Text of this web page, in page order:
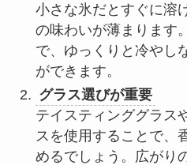
小さな氷だとすぐに溶
の味わいが薄まります
で、ゆっくりと冷やし
ができます。
グラス選びが重要
テイスティンググラス
スを使用することで、
めるでしょう。広がり